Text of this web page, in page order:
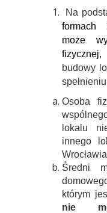
Na
formach
może
fizycznej,
budowy
Osoba
lokalu
innego
Średni
którym
nie